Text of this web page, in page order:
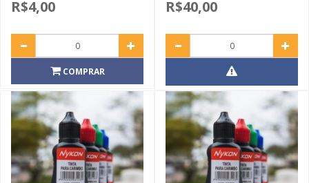
R$4,00
COMPRAR
R$40,00